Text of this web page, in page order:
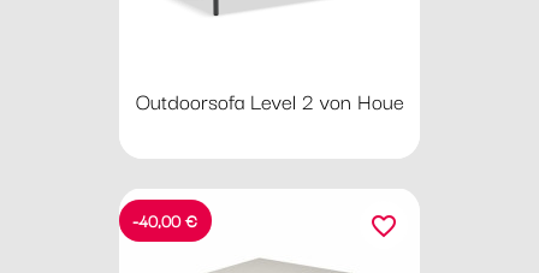
Outdoorsofa Level 2 von Houe
-40,00 € favorite_border